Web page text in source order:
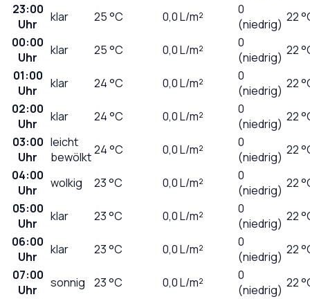
23:00
Uhr
klar 25°C 0,0L/m²
0
(niedrig) 22
00:00
Uhr
klar 25°C 0,0L/m²
0
(niedrig) 22
01:00
Uhr
klar 24°C 0,0L/m²
0
(niedrig) 22
02:00
Uhr
klar 24°C 0,0L/m²
0
(niedrig) 22
03:00
Uhr
leicht
bewölkt24°C 0,0L/m²
0
(niedrig) 22
04:00
Uhr
wolkig 23°C 0,0L/m²
0
(niedrig) 22
05:00
Uhr
klar 23°C 0,0L/m²
0
(niedrig) 22
06:00
Uhr
klar 23°C 0,0L/m²
0
(niedrig) 22
07:00
Uhr
sonnig 23°C 0,0L/m²
0
(niedrig) 22